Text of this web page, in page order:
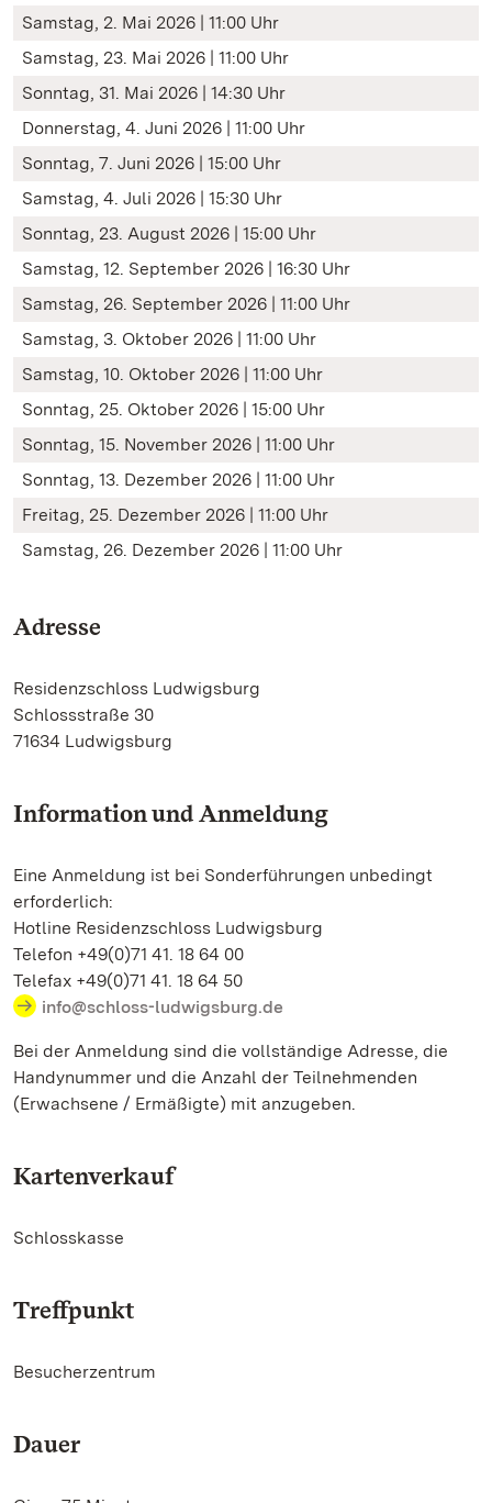
Samstag, 2. Mai 2026 | 11:00 Uhr
Samstag, 23. Mai 2026 | 11:00 Uhr
Sonntag, 31. Mai 2026 | 14:30 Uhr
Donnerstag, 4. Juni 2026 | 11:00 Uhr
Sonntag, 7. Juni 2026 | 15:00 Uhr
Samstag, 4. Juli 2026 | 15:30 Uhr
Sonntag, 23. August 2026 | 15:00 Uhr
Samstag, 12. September 2026 | 16:30 Uhr
Samstag, 26. September 2026 | 11:00 Uhr
Samstag, 3. Oktober 2026 | 11:00 Uhr
Samstag, 10. Oktober 2026 | 11:00 Uhr
Sonntag, 25. Oktober 2026 | 15:00 Uhr
Sonntag, 15. November 2026 | 11:00 Uhr
Sonntag, 13. Dezember 2026 | 11:00 Uhr
Freitag, 25. Dezember 2026 | 11:00 Uhr
Samstag, 26. Dezember 2026 | 11:00 Uhr
Adresse
Residenzschloss Ludwigsburg
Schlossstraße 30
71634 Ludwigsburg
Information und Anmeldung
Eine Anmeldung ist bei Sonderführungen unbedingt
erforderlich:
Hotline Residenzschloss Ludwigsburg
Telefon +49(0)71 41. 18 64 00
Telefax +49(0)71 41. 18 64 50
info@schloss-ludwigsburg.de
Bei der Anmeldung sind die vollständige Adresse, die
Handynummer und die Anzahl der Teilnehmenden
(Erwachsene / Ermäßigte) mit anzugeben.
Kartenverkauf
Schlosskasse
Treffpunkt
Besucherzentrum
Dauer